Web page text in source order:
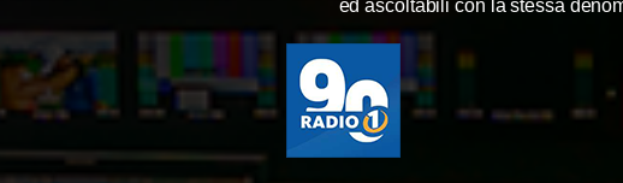
ed ascoltabili con la stessa